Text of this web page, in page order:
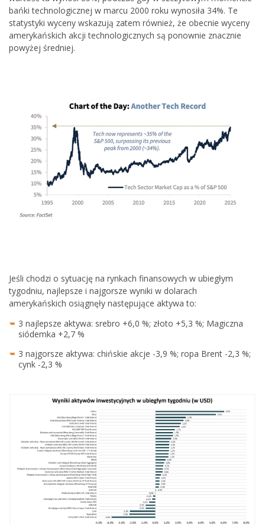
bańki technologicznej w marcu 2000 roku wynosiła 34%. Te
statystyki wyceny wskazują zatem również, że obecnie wyceny
amerykańskich akcji technologicznych są ponownie znacznie
powyżej średniej.
Jeśli chodzi o sytuację na rynkach finansowych w ubiegłym
tygodniu, najlepsze i najgorsze wyniki w dolarach
amerykańskich osiągnęły następujące aktywa to:
3 najlepsze aktywa: srebro +6,0 %; złoto +5,3 %; Magiczna
siódemka +2,7 %
3 najgorsze aktywa: chińskie akcje -3,9 %; ropa Brent -2,3 %;
cynk -2,3 %